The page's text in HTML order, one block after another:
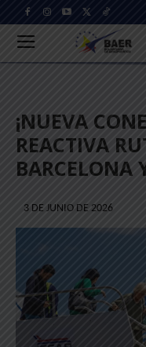
¡NUEVA
REACTIVA
BARCELONA
3 DE JUNIO DE 2026